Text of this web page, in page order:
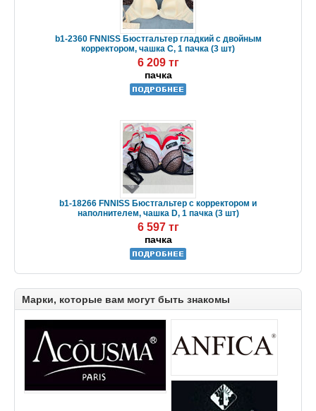
b1-2360 FNNISS Бюстгальтер гладкий с двойным
корректором, чашка C, 1 пачка (3 шт)
6 209 тг
пачка
b1-18266 FNNISS Бюстгальтер с корректором и
наполнителем, чашка D, 1 пачка (3 шт)
6 597 тг
пачка
Марки, которые вам могут быть знакомы